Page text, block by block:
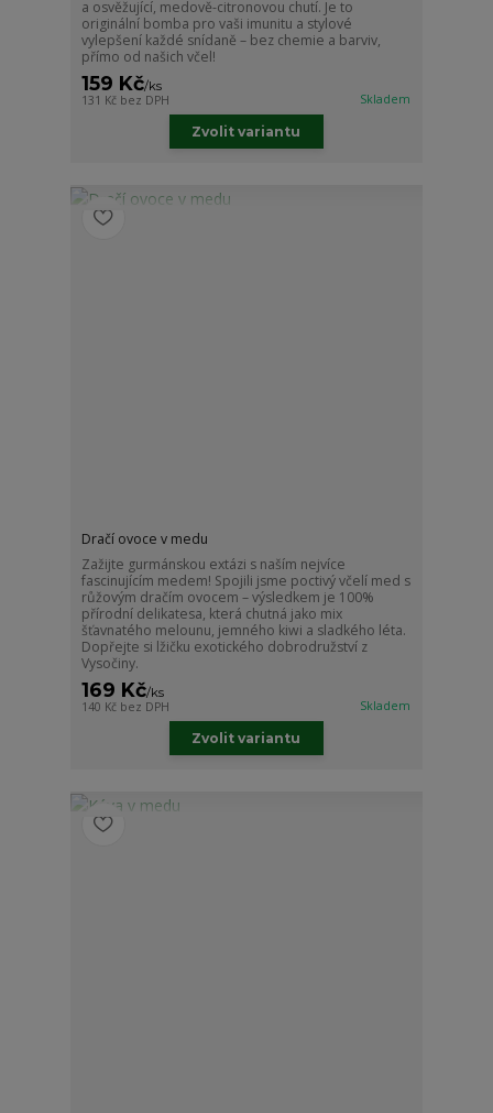
a osvěžující, medově-citronovou chutí. Je to
originální bomba pro vaši imunitu a stylové
vylepšení každé snídaně – bez chemie a barviv,
přímo od našich včel!
159 Kč/ks
131 Kč bez DPH Skladem
Zvolit variantu
Dračí ovoce v medu
Zažijte gurmánskou extázi s naším nejvíce
fascinujícím medem! Spojili jsme poctivý včelí med s
růžovým dračím ovocem – výsledkem je 100%
přírodní delikatesa, která chutná jako mix
šťavnatého melounu, jemného kiwi a sladkého léta.
Dopřejte si lžičku exotického dobrodružství z
Vysočiny.
169 Kč/ks
140 Kč bez DPH Skladem
Zvolit variantu